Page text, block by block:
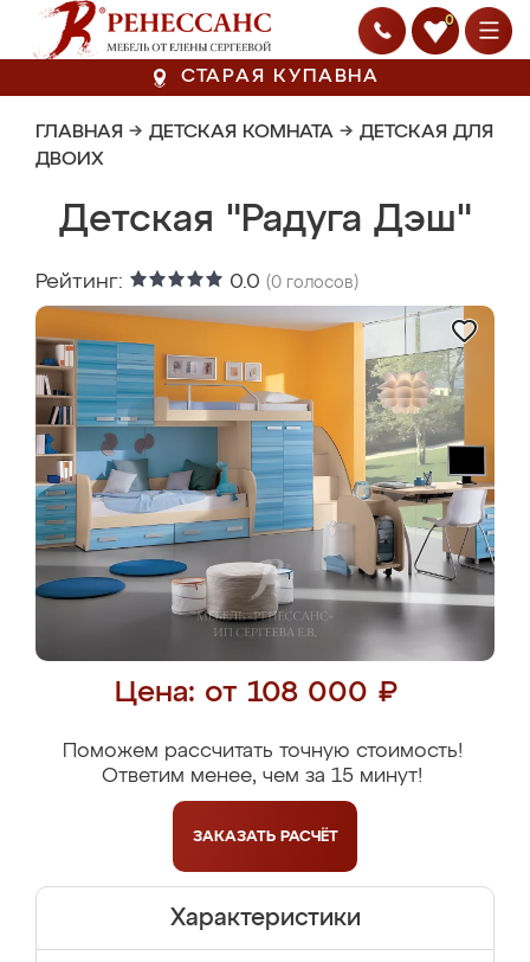
0
СТАРАЯ КУПАВНА
ГЛАВНАЯ → ДЕТСКАЯ КОМНАТА → ДЕТСКАЯ ДЛЯ
ДВОИХ
Детская "Радуга Дэш"
Рейтинг: 0.0 (0 голосов)
Цена: от 108 000 ₽
Поможем рассчитать точную стоимость!
Ответим менее, чем за 15 минут!
ЗАКАЗАТЬ РАСЧЁТ
Характеристики